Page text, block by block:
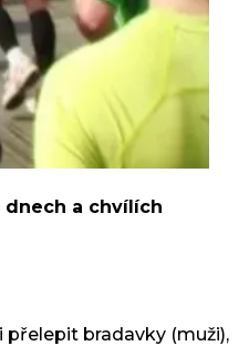
dnech a chvílích
bradavky (muži),